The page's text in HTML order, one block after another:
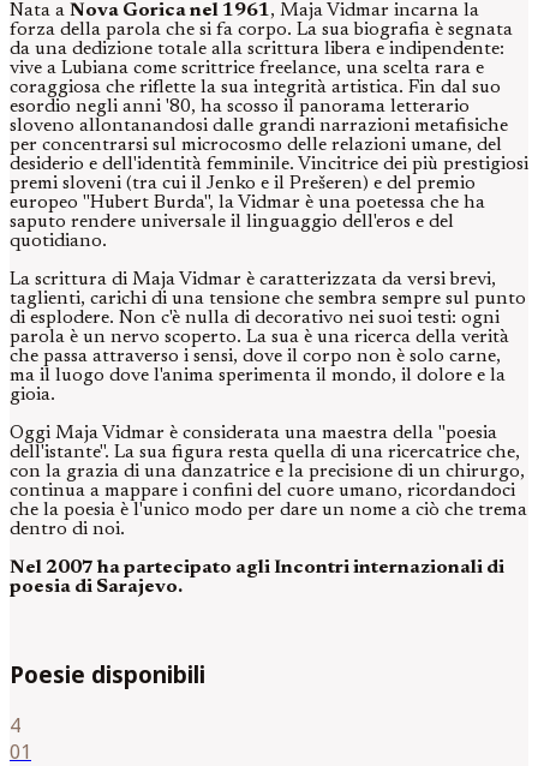
Nata a Nova Gorica nel 1961, Maja Vidmar incarna la
forza della parola che si fa corpo. La sua biografia è segnata
da una dedizione totale alla scrittura libera e indipendente:
vive a Lubiana come scrittrice freelance, una scelta rara e
coraggiosa che riflette la sua integrità artistica. Fin dal suo
esordio negli anni '80, ha scosso il panorama letterario
sloveno allontanandosi dalle grandi narrazioni metafisiche
per concentrarsi sul microcosmo delle relazioni umane, del
desiderio e dell'identità femminile. Vincitrice dei più prestigiosi
premi sloveni (tra cui il Jenko e il Prešeren) e del premio
europeo "Hubert Burda", la Vidmar è una poetessa che ha
saputo rendere universale il linguaggio dell'eros e del
quotidiano.
La scrittura di Maja Vidmar è caratterizzata da versi brevi,
taglienti, carichi di una tensione che sembra sempre sul punto
di esplodere. Non c'è nulla di decorativo nei suoi testi: ogni
parola è un nervo scoperto. La sua è una ricerca della verità
che passa attraverso i sensi, dove il corpo non è solo carne,
ma il luogo dove l'anima sperimenta il mondo, il dolore e la
gioia.
Oggi Maja Vidmar è considerata una maestra della "poesia
dell'istante". La sua figura resta quella di una ricercatrice che,
con la grazia di una danzatrice e la precisione di un chirurgo,
continua a mappare i confini del cuore umano, ricordandoci
che la poesia è l'unico modo per dare un nome a ciò che trema
dentro di noi.
Nel 2007 ha partecipato agli Incontri internazionali di
poesia di Sarajevo.
Poesie disponibili
4
01